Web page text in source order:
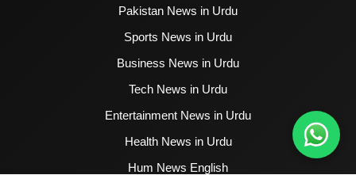
Pakistan News in Urdu
Sports News in Urdu
Business News in Urdu
Tech News in Urdu
Entertainment News in Urdu
Health News in Urdu
Hum News English